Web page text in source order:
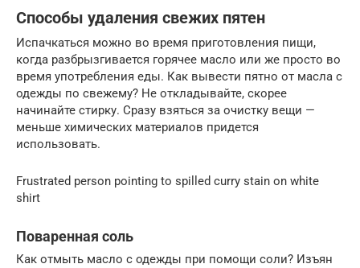
Способы удаления свежих пятен
Испачкаться можно во время приготовления пищи,
когда разбрызгивается горячее масло или же просто во
время употребления еды. Как вывести пятно от масла с
одежды по свежему? Не откладывайте, скорее
начинайте стирку. Сразу взяться за очистку вещи —
меньше химических материалов придется
использовать.
Frustrated person pointing to spilled curry stain on white
shirt
Поваренная соль
Как отмыть масло с одежды при помощи соли? Изъян